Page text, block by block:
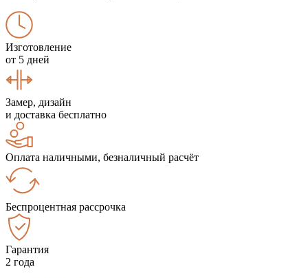
Изготовление
от 5 дней
Замер, дизайн
и доставка бесплатно
Оплата наличными, безналичный расчёт
Беспроцентная рассрочка
Гарантия
2 года